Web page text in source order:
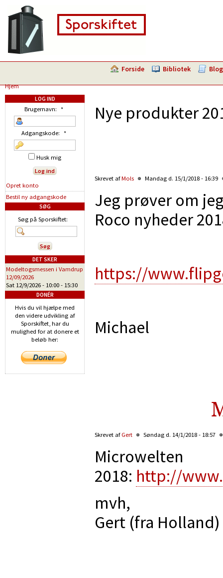
Forside Bibliotek Blog
Hjem
Nye produkter
Skrevet afMols Mandag d. 15/1/2018 - 16:39
Jeg prøver om
Roco nyheder
https://
Michael
Skrevet af Gert Søndag d. 14/1/2018 - 18:57
Microwelten
2018: http://
mvh,
Gert (fra Holland)
LOG IND
Brugernavn: *
Adgangskode: *
Husk mig
Opret konto
Bestil ny adgangskode
SØG
Søg på Sporskiftet:
DET SKER
Modeltogsmessen i Vamdrup
12/09/2026
Sat 12/9/2026 - 10:00 - 15:30
DONÉR
Hvis du vil hjælpe med
den videre udvikling af
Sporskiftet, har du
mulighed for at donere et
beløb her: